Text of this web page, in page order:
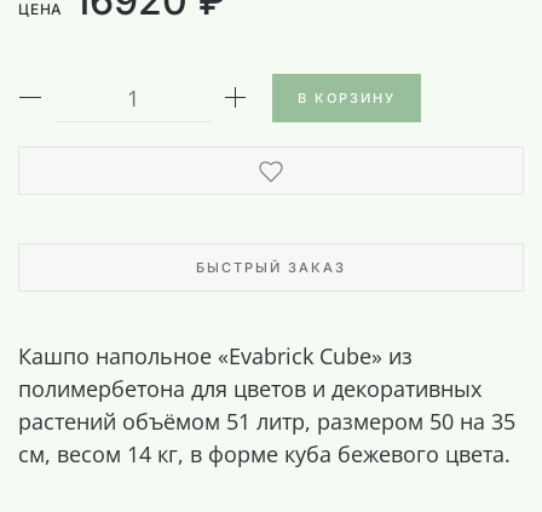
ЦЕНА
В КОРЗИНУ
БЫСТРЫЙ ЗАКАЗ
Кашпо напольное «Evabrick Cube» из
полимербетона для цветов и декоративных
растений объёмом 51 литр, размером 50 на 35
см, весом 14 кг, в форме куба бежевого цвета.